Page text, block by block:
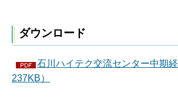
ダウンロード
石川ハイテク交流センター中期
237KB）